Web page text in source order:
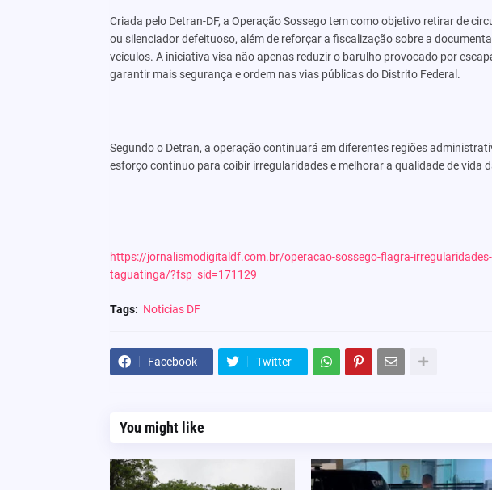
Criada pelo Detran-DF, a Operação Sossego tem como objetivo retirar de
ou silenciador defeituoso, além de reforçar a fiscalização sobre a
veículos. A iniciativa visa não apenas reduzir o barulho provocado por
garantir mais segurança e ordem nas vias públicas do Distrito Federal.
Segundo o Detran, a operação continuará em diferentes regiões
esforço contínuo para coibir irregularidades e melhorar a qualidade de vida
https://jornalismodigitaldf.com.br/operacao-sossego-flagra-
taguatinga/?fsp_sid=171129
Tags: Noticias DF
Facebook Twitter
You might like